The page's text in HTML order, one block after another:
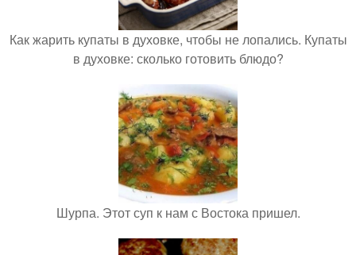
Как жарить купаты в духовке, чтобы не лопались. Купаты
в духовке: сколько готовить блюдо?
Шурпа. Этот суп к нам с Востока пришел.